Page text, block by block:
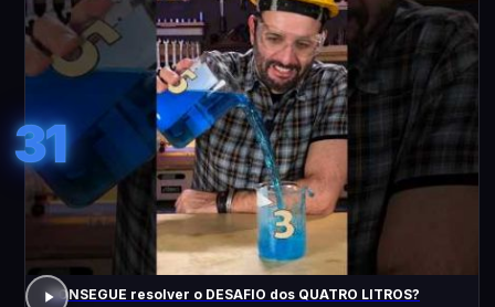
31
CONSEGUE resolver o DESAFIO dos QUATRO LITROS?